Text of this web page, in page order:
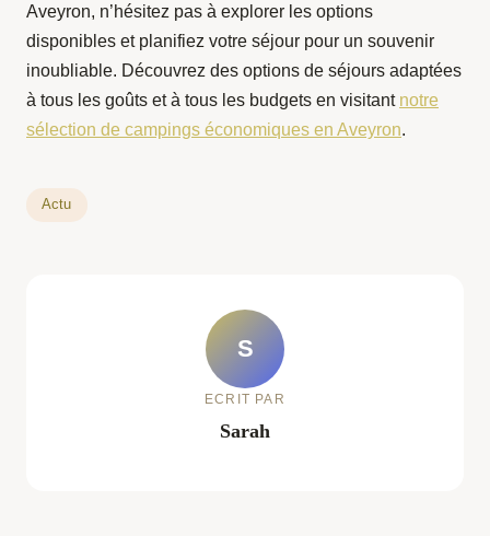
Aveyron, n’hésitez pas à explorer les options
disponibles et planifiez votre séjour pour un souvenir
inoubliable. Découvrez des options de séjours adaptées
à tous les goûts et à tous les budgets en visitant notre
sélection de campings économiques en Aveyron.
Actu
S
ECRIT PAR
Sarah